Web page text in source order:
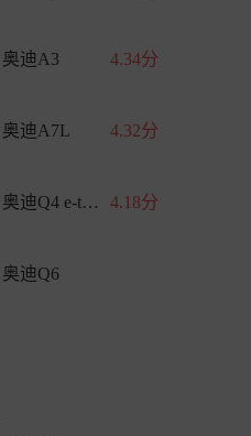
奥迪A3 4.34分
奥迪A7L 4.32分
奥迪Q4 e-tron 4.18分
奥迪Q6